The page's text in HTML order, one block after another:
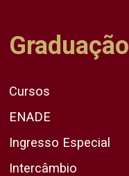
Graduação
Cursos
ENADE
Ingresso Especial
Intercâmbio